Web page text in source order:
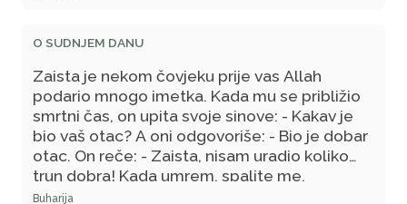
uradio?! - Iz strahopoštovanja prema Tebi! -
odgovorio je, a Allah mu je oprostio.
O SUDNJEM DANU
Zaista je nekom čovjeku prije vas Allah
podario mnogo imetka. Kada mu se približio
smrtni čas, on upita svoje sinove: - Kakav je
bio vaš otac? A oni odgovoriše: - Bio je dobar
otac. On reče: - Zaista, nisam uradio koliko
trun dobra! Kada umrem, spalite me,
sameljite moje kosti i bacite prah kada bude
Buharija